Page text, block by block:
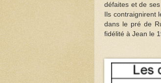
défaites et de
Ils
dans le pré de
fidélité à Jean le